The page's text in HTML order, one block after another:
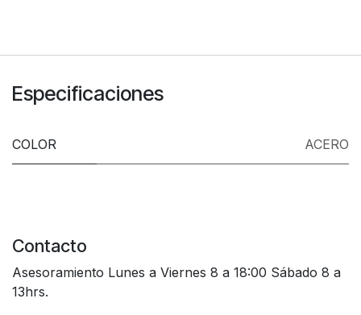
Especificaciones
COLOR ACERO
Contacto
Asesoramiento Lunes a Viernes 8 a 18:00 Sábado 8 a
13hrs.